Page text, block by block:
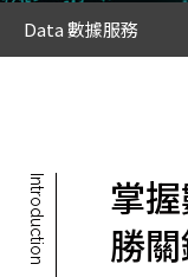
Data 數據服務
Introduction
掌
勝